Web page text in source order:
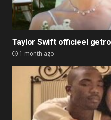
Taylor Swift officieel
1 month ago